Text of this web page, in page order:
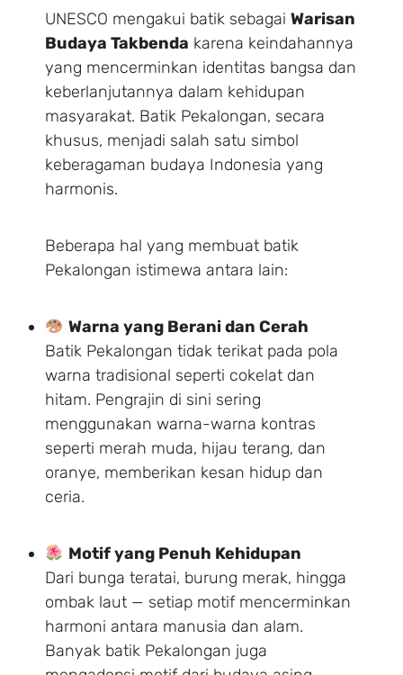
UNESCO mengakui batik sebagai Warisan
Budaya Takbenda karena keindahannya
yang mencerminkan identitas bangsa dan
keberlanjutannya dalam kehidupan
masyarakat. Batik Pekalongan, secara
khusus, menjadi salah satu simbol
keberagaman budaya Indonesia yang
harmonis.
Beberapa hal yang membuat batik
Pekalongan istimewa antara lain:
Warna yang Berani dan Cerah
Batik Pekalongan tidak terikat pada pola
warna tradisional seperti cokelat dan
hitam. Pengrajin di sini sering
menggunakan warna-warna kontras
seperti merah muda, hijau terang, dan
oranye, memberikan kesan hidup dan
ceria.
Motif yang Penuh Kehidupan
Dari bunga teratai, burung merak, hingga
ombak laut — setiap motif mencerminkan
harmoni antara manusia dan alam.
Banyak batik Pekalongan juga